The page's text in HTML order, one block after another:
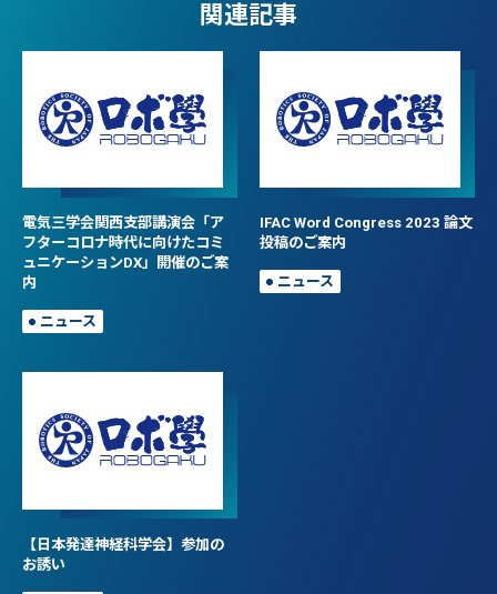
関連記事
電気三学会関西支部講演会「ア
フターコロナ時代に向けたコミ
ュニケーションDX」開催のご案
内
ニュース
IFAC Word Congress 2023 論文
投稿のご案内
ニュース
【日本発達神経科学会】参加の
お誘い